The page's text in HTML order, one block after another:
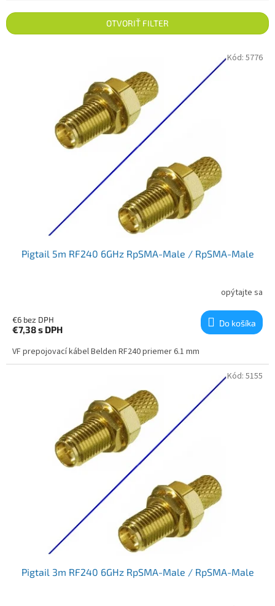
OTVORIŤ FILTER
Pigtail 5m RF240 6GHz RpSMA-Male / RpSMA-Male
opýtajte sa
€6 bez DPH
€7,38s DPH
Do košíka
VF prepojovací kábel Belden RF240 priemer 6.1 mm
Kód: 5776
Pigtail 3m RF240 6GHz RpSMA-Male / RpSMA-Male
Kód: 5155